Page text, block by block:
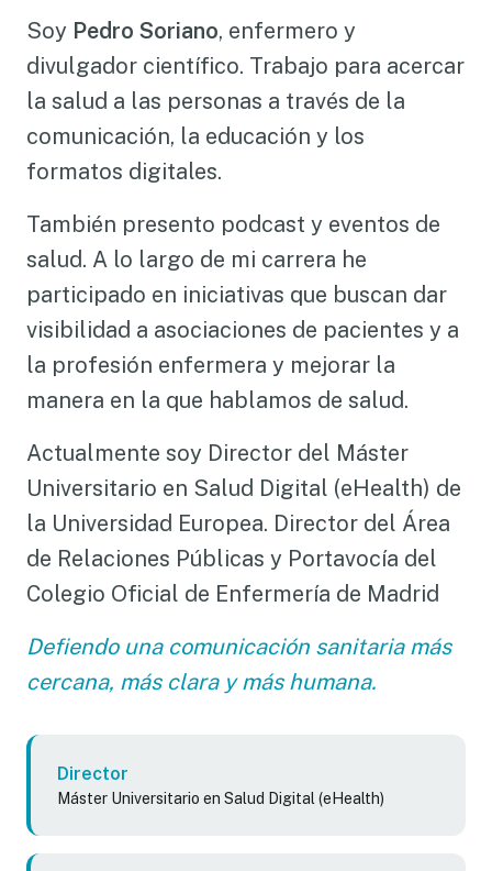
Soy Pedro Soriano, enfermero y
divulgador científico. Trabajo para acercar
la salud a las personas a través de la
comunicación, la educación y los
formatos digitales.
También presento podcast y eventos de
salud. A lo largo de mi carrera he
participado en iniciativas que buscan dar
visibilidad a asociaciones de pacientes y a
la profesión enfermera y mejorar la
manera en la que hablamos de salud.
Actualmente soy Director del Máster
Universitario en Salud Digital (eHealth) de
la Universidad Europea. Director del Área
de Relaciones Públicas y Portavocía del
Colegio Oficial de Enfermería de Madrid
Defiendo una comunicación sanitaria más
cercana, más clara y más humana.
Director
Máster Universitario en Salud Digital (eHealth)